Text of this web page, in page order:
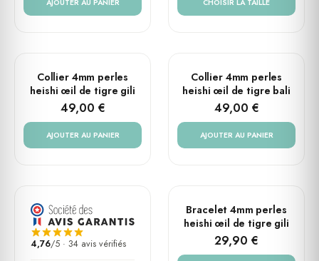
AJOUTER AU PANIER CHOISIR LA TAILLE
Collier 4mm perles
heishi œil de tigre gili
49,00 €
AJOUTER AU PANIER
Collier 4mm perles
heishi œil de tigre bali
49,00 €
AJOUTER AU PANIER
4,76/5 · 34 avis vérifiés
PLUSIEURS TAILLES
Bracelet 4mm perles
heishi œil de tigre gili
29,90 €